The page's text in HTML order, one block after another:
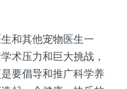
和其他宠物医生一
术压力和巨大挑战，
要倡导和推广科学养